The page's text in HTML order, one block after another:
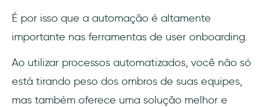
É por isso que a automação é altamente
importante nas ferramentas de user onboarding.
Ao utilizar processos automatizados, você não só
está tirando peso dos ombros de suas equipes,
mas também oferece uma solução melhor e